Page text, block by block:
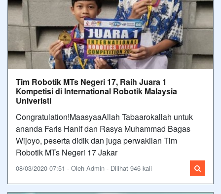
Tim Robotik MTs Negeri 17, Raih Juara 1
Kompetisi di International Robotik Malaysia
Univeristi
Congratulation!MaasyaaAllah Tabaarokallah untuk
ananda Faris Hanif dan Rasya Muhammad Bagas
Wijoyo, peserta didik dan juga perwakilan Tim
Robotik MTs Negeri 17 Jakar
08/03/2020 07:51 - Oleh Admin - Dilihat 946 kali